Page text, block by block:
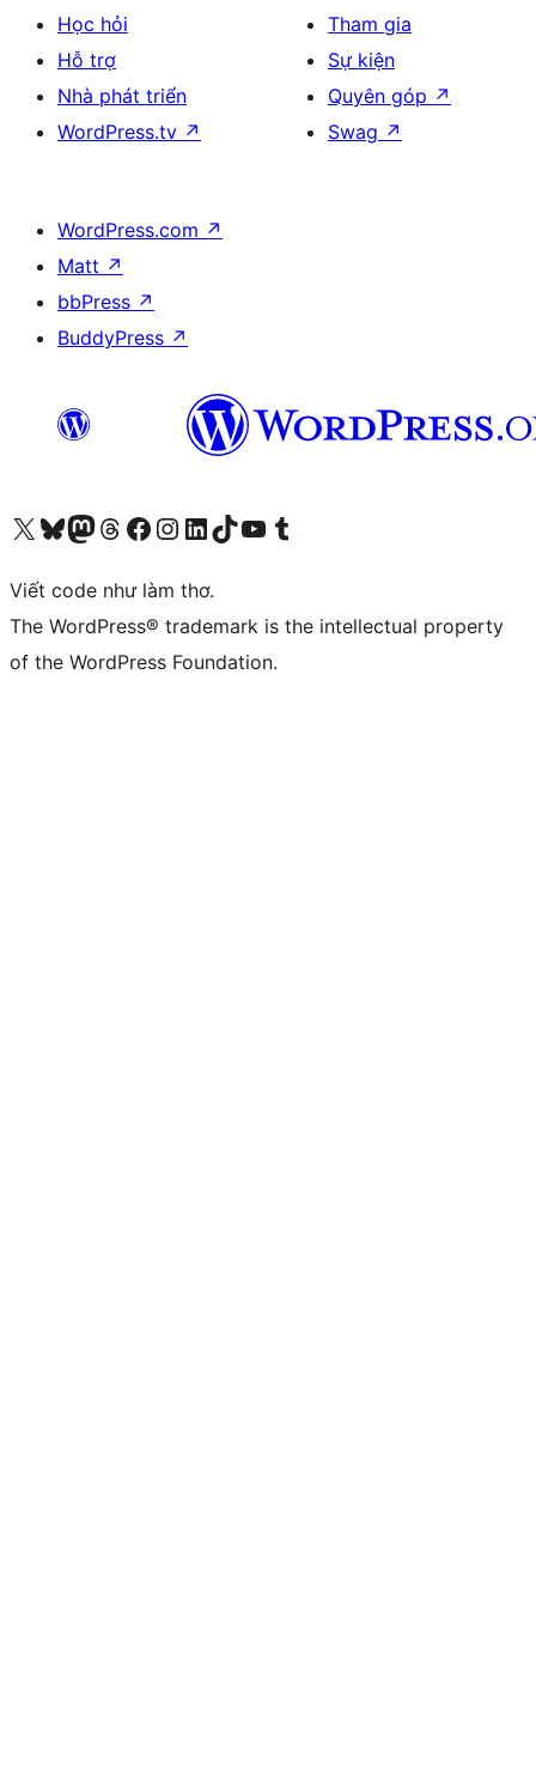
Học hỏi
Hỗ trợ
Nhà phát triển
WordPress.tv ↗
Tham gia
Sự kiện
Quyên góp ↗
Swag ↗
WordPress.com ↗
Matt ↗
bbPress ↗
BuddyPress ↗
Truy cập tài khoản X (trước đây là Twitter) của chúng tôiVisit our Bluesky account
Visit our Mastodon account
Visit our Threads account
Xem trang Facebook của chúng tôiTruy cập tài khoản Instagram của chúng tôiTruy cập tài khoản LinkedIn của chúng tôiVisit our TikTok account
Truy cập kênh YouTube của chúng tôi Visit our Tumblr account
Viết code như làm thơ.
The WordPress® trademark is the intellectual property
of the WordPress Foundation.